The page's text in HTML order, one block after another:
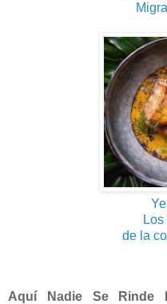
de la
Aquí Nadie Se Rinde